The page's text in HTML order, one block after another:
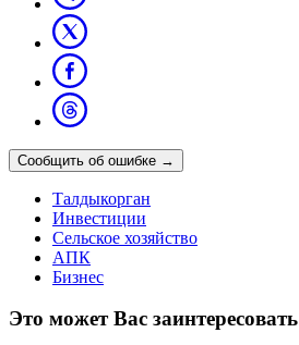
Сообщить об ошибке →
Талдыкорган
Инвестиции
Сельское хозяйство
АПК
Бизнес
Это может Вас заинтересовать